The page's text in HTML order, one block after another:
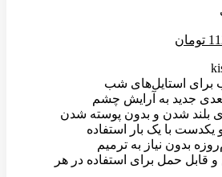
تومان
استایل‌های شب
جدید به آرایش چشم
بلند شدن و بدون پوسته‌ شدن
با یک بار استفاده
بدون نیاز به ترمیم
حمل برای استفاده در هر